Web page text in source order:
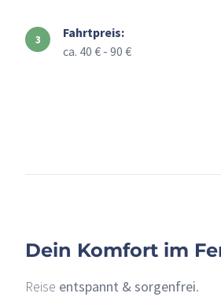
Fahrtpreis:
ca. 40 € - 90 €
Dein Komfort im
Reise entspannt & sorgenfrei.